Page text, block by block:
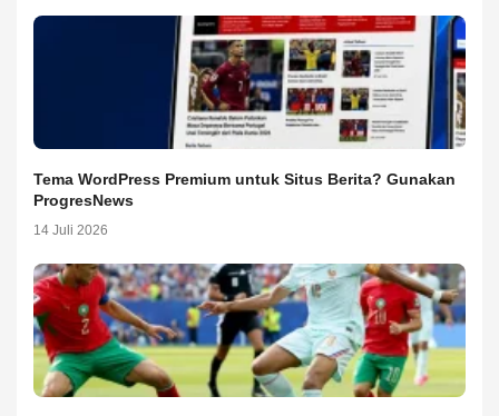
Tema WordPress Premium untuk Situs Berita? Gunakan
ProgresNews
14 Juli 2026